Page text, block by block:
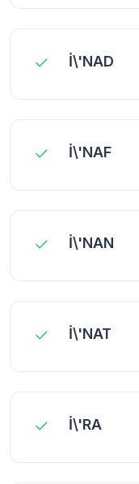
İ\'NAD
İ\'NAF
İ\'NAN
İ\'NAT
İ\'RA